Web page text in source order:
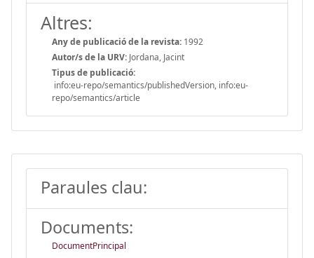
Altres:
Any de publicació de la revista: 1992
Autor/s de la URV: Jordana, Jacint
Tipus de publicació:
info:eu-repo/semantics/publishedVersion, info:eu-
repo/semantics/article
Paraules clau:
Documents:
DocumentPrincipal